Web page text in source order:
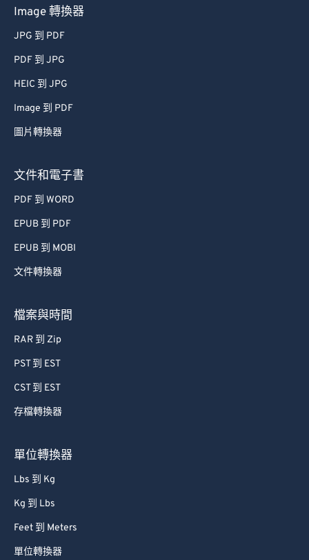
Image 轉換器
JPG 到 PDF
PDF 到 JPG
HEIC 到 JPG
Image 到 PDF
圖片轉換器
文件和電子書
PDF 到 WORD
EPUB 到 PDF
EPUB 到 MOBI
文件轉換器
檔案與時間
RAR 到 Zip
PST 到 EST
CST 到 EST
存檔轉換器
單位轉換器
Lbs 到 Kg
Kg 到 Lbs
Feet 到 Meters
單位轉換器